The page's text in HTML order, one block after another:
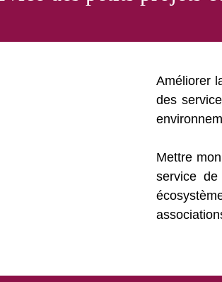
Améliorer
des
Mettre
service de